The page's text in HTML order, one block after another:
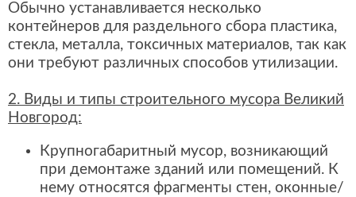
Обычно устанавливается несколько
контейнеров для раздельного сбора пластика,
стекла, металла, токсичных материалов, так как
они требуют различных способов утилизации.
2. Виды и типы строительного мусора Великий
Новгород:
Крупногабаритный мусор, возникающий
при демонтаже зданий или помещений. К
нему относятся фрагменты стен, оконные/